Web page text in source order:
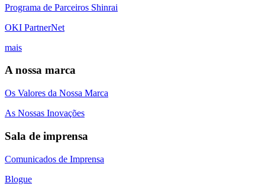
Programa de Parceiros Shinrai
OKI PartnerNet
mais
A nossa marca
Os Valores da Nossa Marca
As Nossas Inovações
Sala de imprensa
Comunicados de Imprensa
Blogue